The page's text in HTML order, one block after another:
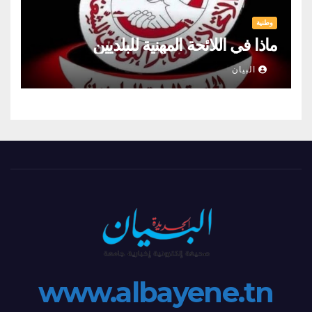
وطنية
ماذا في اللائحة المهنية للبلديين
البيان
www.albayene.tn